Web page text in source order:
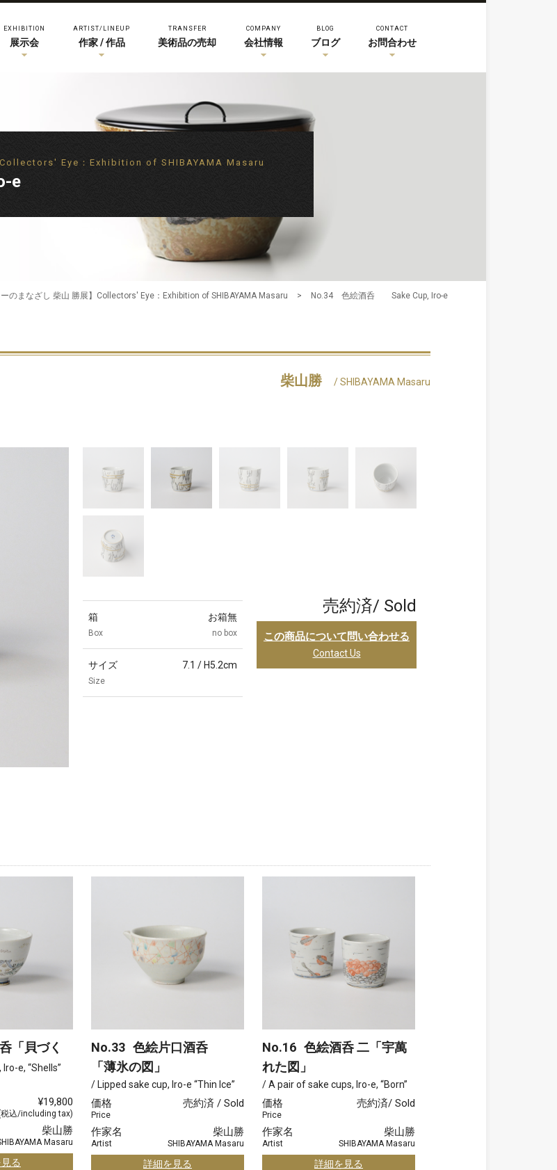
EXHIBITION
展示会
ARTIST/LINEUP
作家 / 作品
TRANSFER
美術品の売却
COMPANY
会社情報
BLOG
ブログ
CONTACT
お問合わせ
Collectors' Eye：Exhibition of SHIBAYAMA Masaru
e
のまなざし 柴山 勝展】Collectors' Eye：Exhibition of SHIBAYAMA Masaru > No.34 色絵酒呑 Sake Cup, Iro-e
柴山勝 / SHIBAYAMA Masaru
箱
Box
お箱無
no box
サイズ
Size
7.1 / H5.2cm
売約済/ Sold
この商品について問い合わせる
Contact Us
「貝づく
e, “Shells”
¥19,800
込/including tax)
柴山勝
Masaru
る
No.33 色絵片口酒呑
「薄氷の図」
/ Lipped sake cup, Iro-e “Thin Ice”
価格
Price
売約済 / Sold
作家名
Artist
柴山勝
SHIBAYAMA Masaru
詳細を見る
No.16 色絵酒呑 二「宇萬
れた図」
/ A pair of sake cups, Iro-e, “Born”
価格
Price
売約済/ Sold
作家名
Artist
柴山勝
SHIBAYAMA Masaru
詳細を見る